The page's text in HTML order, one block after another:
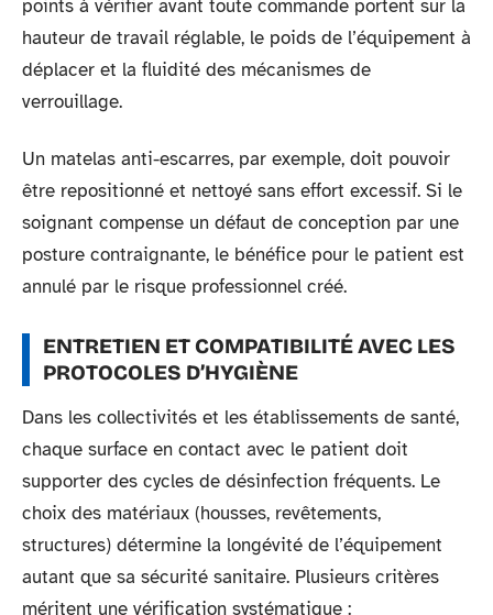
points à vérifier avant toute commande portent sur la
hauteur de travail réglable, le poids de l’équipement à
déplacer et la fluidité des mécanismes de
verrouillage.
Un matelas anti-escarres, par exemple, doit pouvoir
être repositionné et nettoyé sans effort excessif. Si le
soignant compense un défaut de conception par une
posture contraignante, le bénéfice pour le patient est
annulé par le risque professionnel créé.
ENTRETIEN ET COMPATIBILITÉ AVEC LES
PROTOCOLES D’HYGIÈNE
Dans les collectivités et les établissements de santé,
chaque surface en contact avec le patient doit
supporter des cycles de désinfection fréquents. Le
choix des matériaux (housses, revêtements,
structures) détermine la longévité de l’équipement
autant que sa sécurité sanitaire. Plusieurs critères
méritent une vérification systématique :